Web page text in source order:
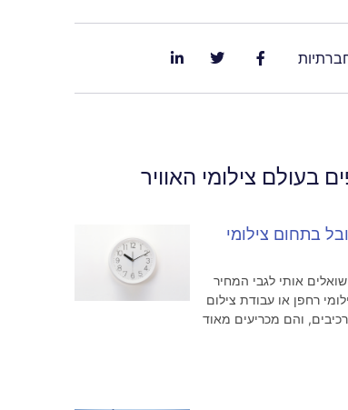
בעולם צילומי האוויר
בתחום צילומי
אותי לגבי המחיר
רחפן או עבודת צילום
והם מכריעים מאוד